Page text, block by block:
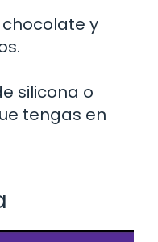
y
silicona o
tengas en